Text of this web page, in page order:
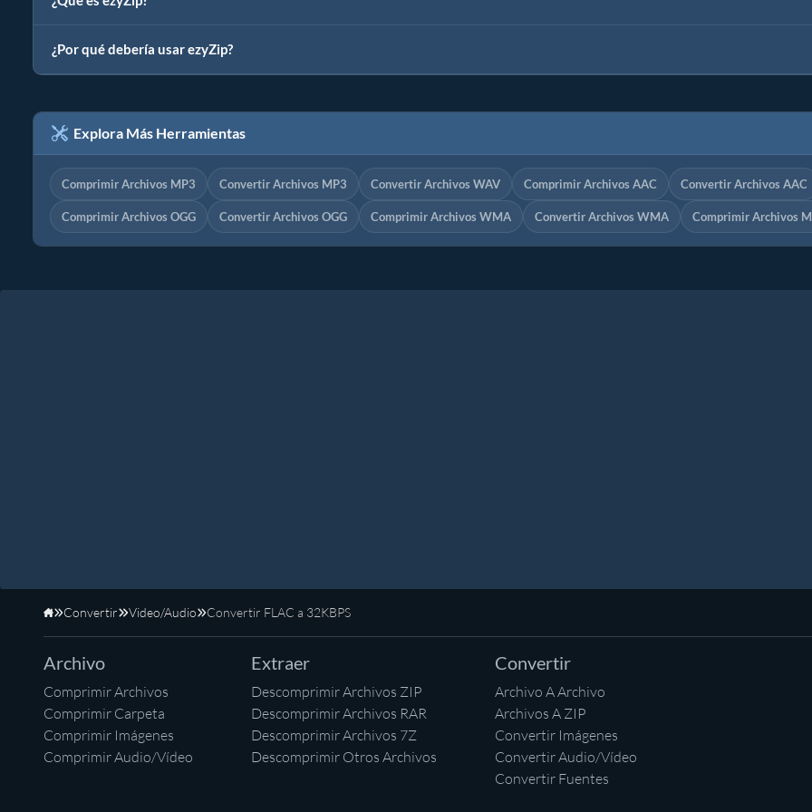
¿Por qué debería usar ezyZip?
Explora Más Herramientas
Comprimir Archivos MP3 Convertir Archivos MP3 Convertir Archivos WAV Comprimir Archivos AAC Convertir Archivos AAC
Comprimir Archivos OGG Convertir Archivos OGG Comprimir Archivos WMA Convertir Archivos WMA Comprimir Archivos
Inicio
Convertir Video/Audio Convertir FLAC a 32KBPS
Archivo
Comprimir Archivos
Comprimir Carpeta
Comprimir Imágenes
Comprimir Audio/Vídeo
Extraer
Descomprimir Archivos ZIP
Descomprimir Archivos RAR
Descomprimir Archivos 7Z
Descomprimir Otros Archivos
Convertir
Archivo A Archivo
Archivos A ZIP
Convertir Imágenes
Convertir Audio/Vídeo
Convertir Fuentes